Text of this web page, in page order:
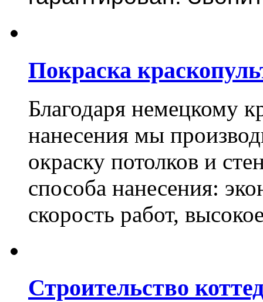
Покраска
Благодаря немецкому
нанесения мы
окраску потолков и
способа нанесения:
скорость работ,
Строительство